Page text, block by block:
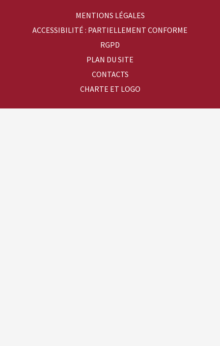
MENTIONS LÉGALES
ACCESSIBILITÉ : PARTIELLEMENT CONFORME
RGPD
PLAN DU SITE
CONTACTS
CHARTE ET LOGO